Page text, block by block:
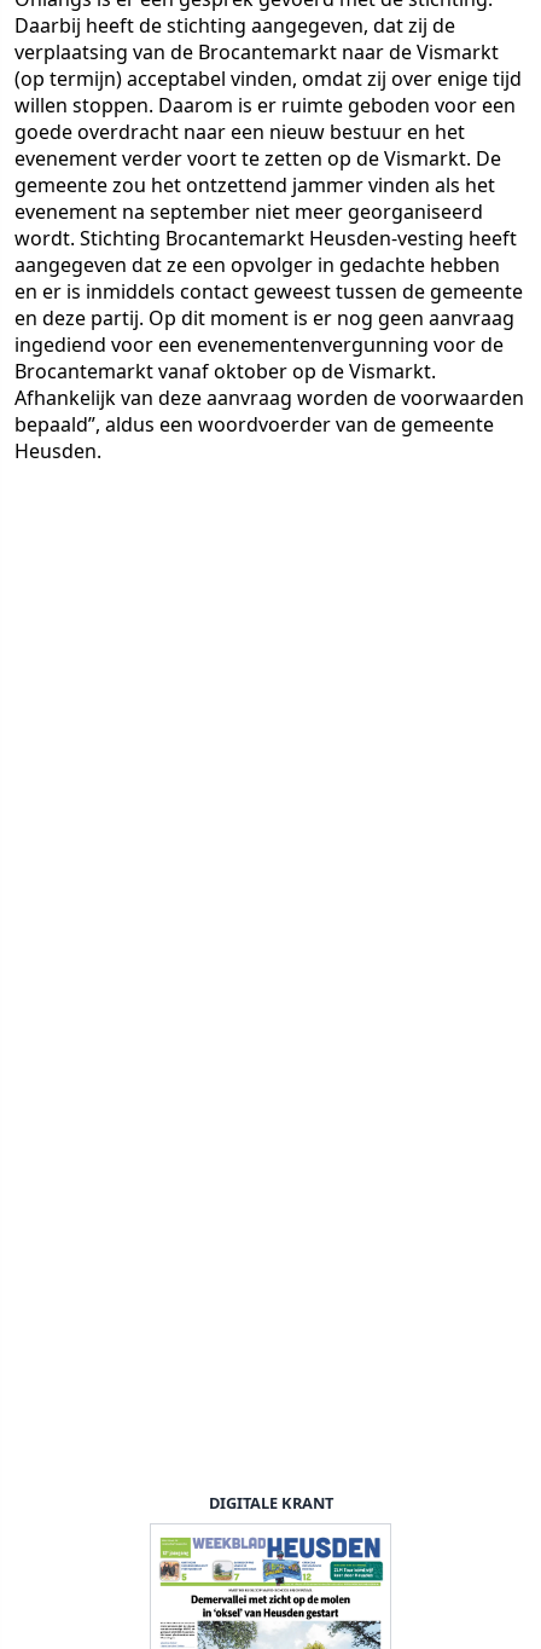
Daarbij heeft de stichting aangegeven, dat zij de
verplaatsing van de Brocantemarkt naar de Vismarkt
(op termijn) acceptabel vinden, omdat zij over enige tijd
willen stoppen. Daarom is er ruimte geboden voor een
goede overdracht naar een nieuw bestuur en het
evenement verder voort te zetten op de Vismarkt. De
gemeente zou het ontzettend jammer vinden als het
evenement na september niet meer georganiseerd
wordt. Stichting Brocantemarkt Heusden-vesting heeft
aangegeven dat ze een opvolger in gedachte hebben
en er is inmiddels contact geweest tussen de gemeente
en deze partij. Op dit moment is er nog geen aanvraag
ingediend voor een evenementenvergunning voor de
Brocantemarkt vanaf oktober op de Vismarkt.
Afhankelijk van deze aanvraag worden de voorwaarden
bepaald”, aldus een woordvoerder van de gemeente
Heusden.
DIGITALE KRANT